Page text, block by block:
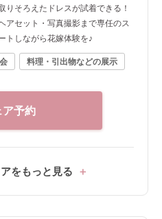
りそろえたドレスが試着できる！
アセット・写真撮影まで専任のス
トしながら花嫁体験を♪
料理・引出物などの展示
ア予約
をもっと見る